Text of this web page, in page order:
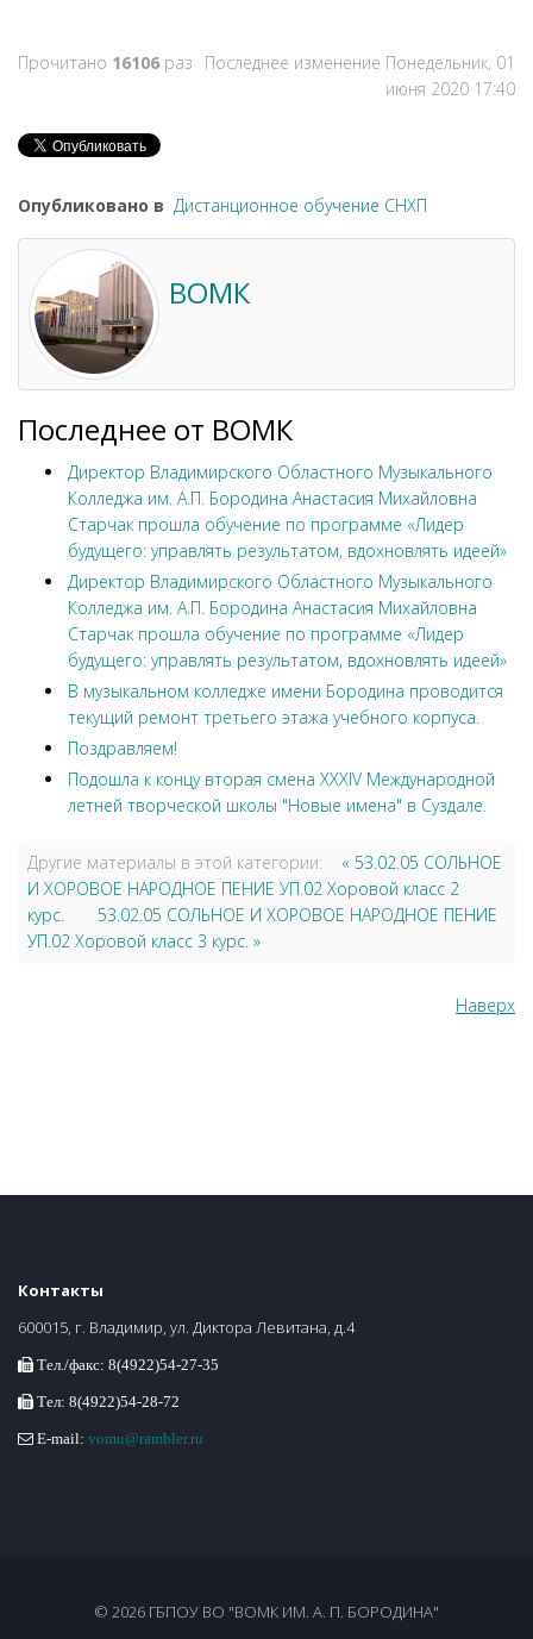
Прочитано 16106 раз
Последнее изменение Понедельник, 01
июня 2020 17:40
Опубликовано в Дистанционное обучение СНХП
ВОМК
Последнее от ВОМК
Директор Владимирского Областного Музыкального
Колледжа им. А.П. Бородина Анастасия Михайловна
Старчак прошла обучение по программе «Лидер
будущего: управлять результатом, вдохновлять идеей»
Директор Владимирского Областного Музыкального
Колледжа им. А.П. Бородина Анастасия Михайловна
Старчак прошла обучение по программе «Лидер
будущего: управлять результатом, вдохновлять идеей»
В музыкальном колледже имени Бородина проводится
текущий ремонт третьего этажа учебного корпуса.
Поздравляем!
Подошла к концу вторая смена XXXIV Международной
летней творческой школы "Новые имена" в Суздале.
Другие материалы в этой категории:
« 53.02.05 СОЛЬНОЕ
И ХОРОВОЕ НАРОДНОЕ ПЕНИЕ УП.02 Хоровой класс 2
курс.
53.02.05 СОЛЬНОЕ И ХОРОВОЕ НАРОДНОЕ ПЕНИЕ
УП.02 Хоровой класс 3 курс. »
Наверх
Контакты
600015, г. Владимир, ул. Диктора Левитана, д.4
Тел./факс: 8(4922)54-27-35
Тел: 8(4922)54-28-72
E-mail: vomu@rambler.ru
© 2026 ГБПОУ ВО "ВОМК ИМ. А. П. БОРОДИНА"